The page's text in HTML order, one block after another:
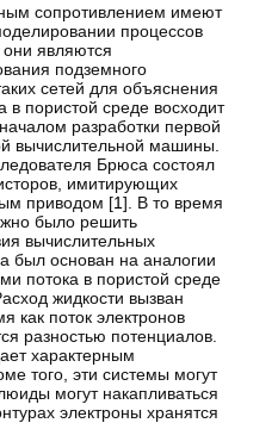
сопротивлением имеют
процессов
являются
подземного
сетей для объяснения
в пористой среде восходит
разработки первой
вычислительной машины.
Брюса состоял
имитирующих
приводом [1]. В то время
было решить
вычислительных
был основан на аналогии
потока в пористой среде
жидкости вызван
как поток электронов
разностью потенциалов.
характерным
того, эти системы могут
могут накапливаться
электроны хранятся